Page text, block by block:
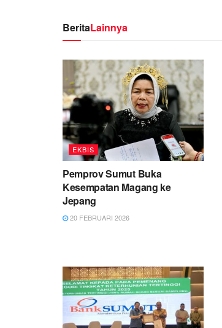
BeritaLainnya
EKBIS
Pemprov Sumut Buka
Kesempatan Magang ke
Jepang
20 FEBRUARI 2026